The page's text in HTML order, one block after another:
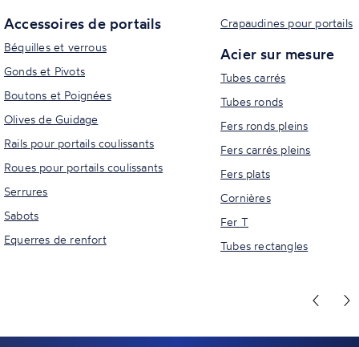
Accessoires de portails
Béquilles et verrous
Gonds et Pivots
Boutons et Poignées
Olives de Guidage
Rails pour portails coulissants
Roues pour portails coulissants
Serrures
Sabots
Equerres de renfort
Crapaudines pour portails
Acier sur mesure
Tubes carrés
Tubes ronds
Fers ronds pleins
Fers carrés pleins
Fers plats
Cornières
Fer T
Tubes rectangles